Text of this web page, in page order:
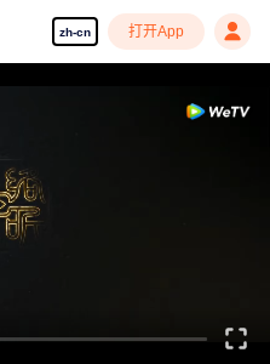
zh-cn 打开App